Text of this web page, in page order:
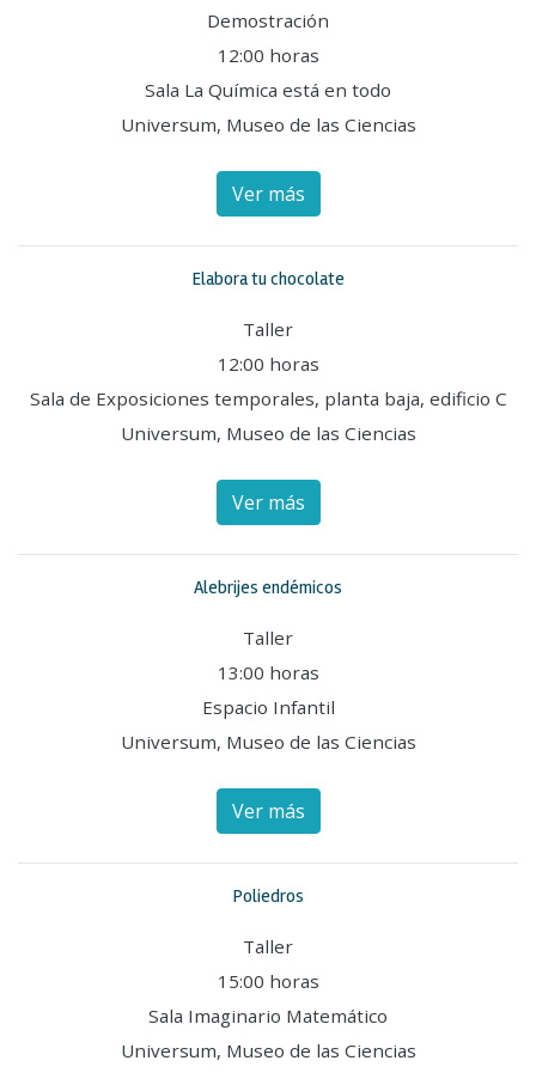
Demostración
12:00 horas
Sala La Química está en todo
Universum, Museo de las Ciencias
Ver más
Elabora tu chocolate
Taller
12:00 horas
Sala de Exposiciones temporales, planta baja, edificio C
Universum, Museo de las Ciencias
Ver más
Alebrijes endémicos
Taller
13:00 horas
Espacio Infantil
Universum, Museo de las Ciencias
Ver más
Poliedros
Taller
15:00 horas
Sala Imaginario Matemático
Universum, Museo de las Ciencias